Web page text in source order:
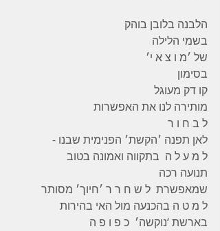
הלבנה בלובן בוהק
בשמי הלילה
של ׳מ ו צ א י׳
בסימון
קו דק מעוגל
מותירה לנו את האפשרות
ל ב ח ו ר
לאן תפנה ׳הקשת׳ הפנימית שבנו -
ל מ ע ל ה  בתקווה ואמונה בטוב
תנועה רכה
שמאפשרת  ל ש ח ר ר ׳חיוך׳ מסותר
ל מ ט ה בהכנעה מול האי בהירות
בארשת ‘נוקשה׳  כ פ ו פ ה